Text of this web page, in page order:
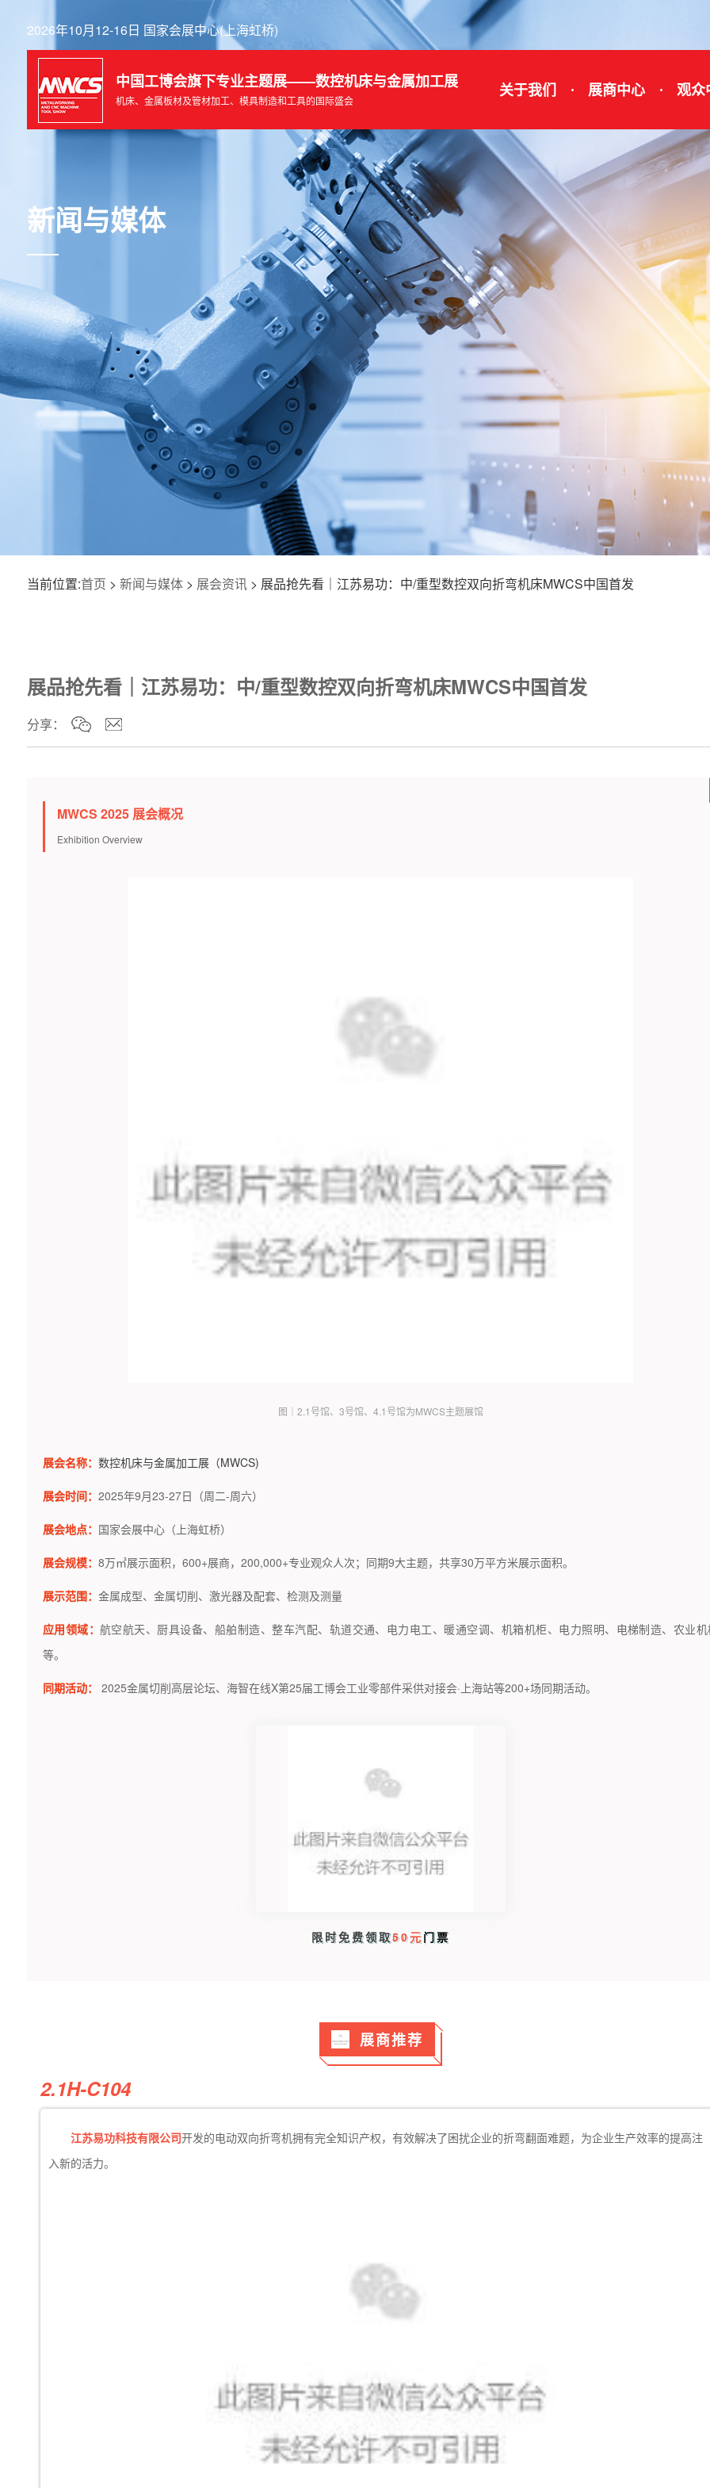
2026年10月12-16日 国家会展中心(上海虹桥)
中国工博会旗下专业主题展——数控机床与金属加工展
机床、金属板材及管材加工、模具制造和工具的国际盛会
关于我们 展商中心 观众
新闻与媒体
当前位置:首页 > 新闻与媒体> 展会资讯> 展品抢先看｜江苏易功：中/重型数控双向折弯机床MWCS中国首发
展品抢先看｜江苏易功：中/重型数控双向折弯机床MWCS中国首发
分享：
MWCS 2025 展会概况
Exhibition Overview
图｜2.1号馆、3号馆、4.1号馆为MWCS主题展馆
展会名称： 数控机床与金属加工展（MWCS)
展会时间： 2025年9月23-27日（周二-周六）
展会地点： 国家会展中心（上海虹桥）
展会规模： 8万㎡展示面积，600+展商，200,000+专业观众人次；同期9大主题，共享30万平方米展示面积。
展示范围： 金属成型、金属切削、激光器及配套、检测及测量
应用领域： 航空航天、厨具设备、船舶制造、整车汽配、轨道交通、电力电工、暖通空调、机箱机柜、电力照明、电梯制造、农业
等。
同期活动： 2025金属切削高层论坛、 海智在线X第25届工博会工业零部件采供对接会·上海站等200+场同期活动。
限时免费领取50元门票
展商推荐
2.1H-C104
江苏易功科技有限公司开发的电动双向折弯机拥有完全知识产权，有效解决了困扰企业的折弯翻面难题，为企业生产效率的提高注
入新的活力。